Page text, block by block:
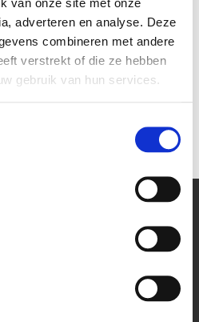
adverteren en analyse. Deze
combineren met andere
verstrekt of die ze hebben
gebruik van hun services.
Bachmann contrastekker
robuust zwart